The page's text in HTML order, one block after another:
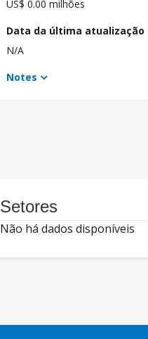
US$ 0.00 milhões
Data da última atualização
N/A
Notes
Setores
Não há dados disponíveis